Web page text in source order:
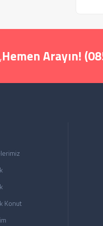
Hemen Arayın!
Konut